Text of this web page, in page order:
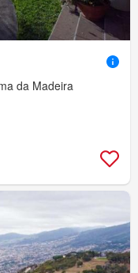
da Madeira